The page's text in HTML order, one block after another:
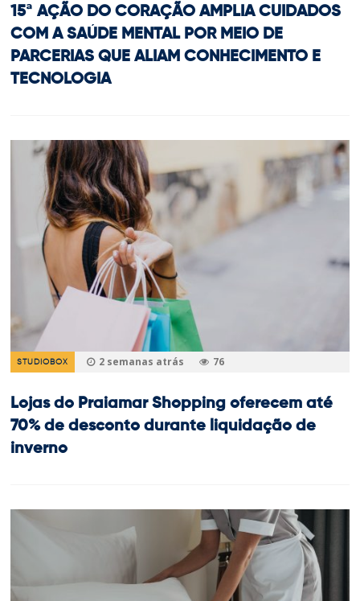
15ª AÇÃO DO CORAÇÃO AMPLIA CUIDADOS
COM A SAÚDE MENTAL POR MEIO DE
PARCERIAS QUE ALIAM CONHECIMENTO E
TECNOLOGIA
STUDIOBOX 2 semanas atrás 76
Lojas do Praiamar Shopping oferecem até
70% de desconto durante liquidação de
inverno